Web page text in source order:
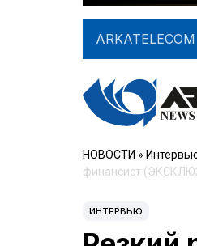
ARKATELECOM
НОВОСТИ »
финансист
ИНТЕРВЬЮ